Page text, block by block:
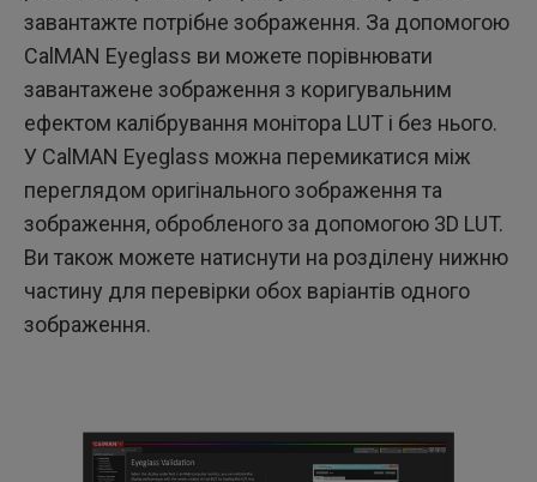
завантажте потрібне зображення. За допомогою
CalMAN Eyeglass ви можете порівнювати
завантажене зображення з коригувальним
ефектом калібрування монітора LUT і без нього.
У CalMAN Eyeglass можна перемикатися між
переглядом оригінального зображення та
зображення, обробленого за допомогою 3D LUT.
Ви також можете натиснути на розділену нижню
частину для перевірки обох варіантів одного
зображення.